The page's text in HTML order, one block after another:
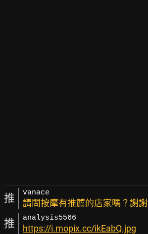
推 vanace
請問按摩有推薦的店家嗎？謝謝
推 analysis5566
https://i.mopix.cc/ikEabQ.jpg